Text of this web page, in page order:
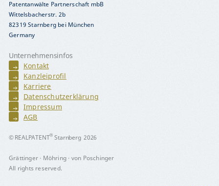
Patentanwälte Partnerschaft mbB
Wittelsbacherstr. 2b
82319 Starnberg bei München
Germany
Unternehmensinfos
Kontakt
Kanzleiprofil
Karriere
Datenschutzerklärung
Impressum
AGB
© REALPATENT® Starnberg 2026
Grättinger · Möhring · von Poschinger
All rights reserved.